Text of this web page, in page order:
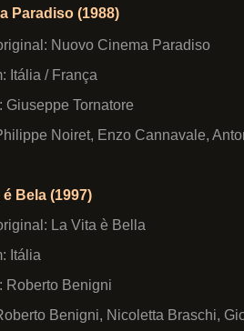
Paradiso (1988)
Nuovo Cinema Paradiso
Itália / França
Giuseppe Tornatore
Noiret, Enzo Cannavale,
é Bela (1997)
La Vita è Bella
Itália
Roberto Benigni
Benigni, Nicoletta Braschi,